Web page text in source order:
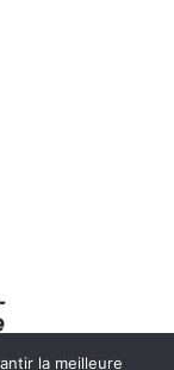
la meilleure